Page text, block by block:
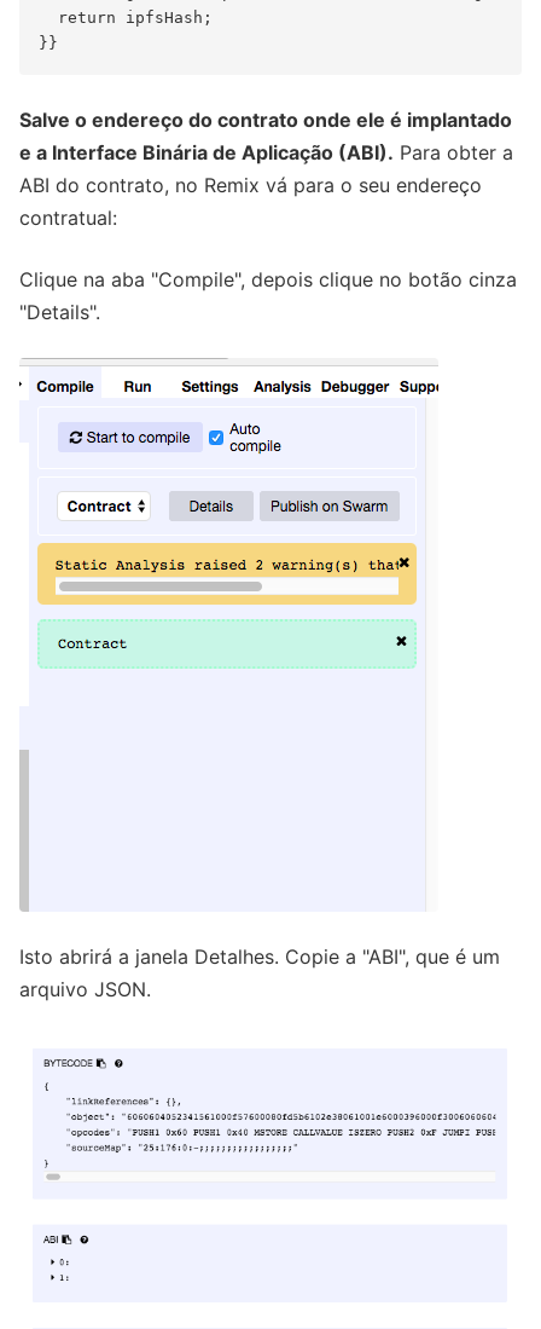
  return ipfsHash;
Salve o endereço do contrato onde ele é implantado
e a Interface Binária de Aplicação (ABI). Para obter a
ABI do contrato, no Remix vá para o seu endereço
contratual:
Clique na aba "Compile", depois clique no botão cinza
"Details".
Isto abrirá a janela Detalhes. Copie a "ABI", que é um
arquivo JSON.